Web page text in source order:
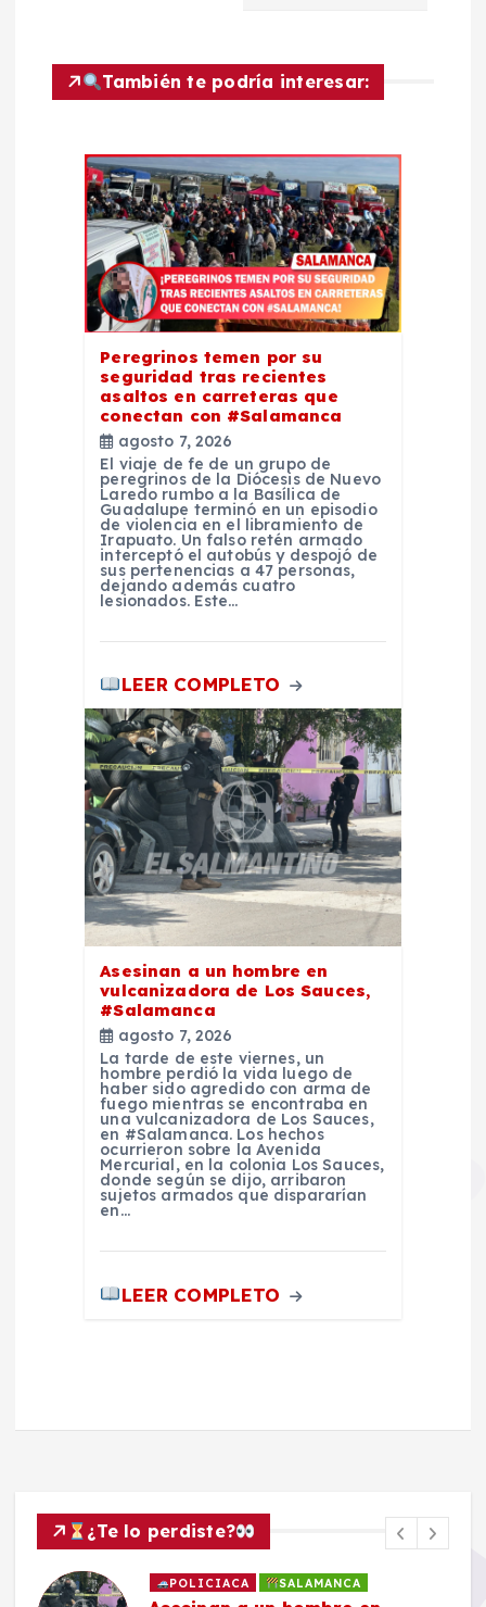
c
También te podría interesar:
Peregrinos temen por su
seguridad tras recientes
asaltos en carreteras que
conectan con #Salamanca
agosto 7, 2026
El viaje de fe de un grupo de
peregrinos de la Diócesis de Nuevo
Laredo rumbo a la Basílica de
Guadalupe terminó en un episodio
de violencia en el libramiento de
Irapuato. Un falso retén armado
interceptó el autobús y despojó de
sus pertenencias a 47 personas,
dejando además cuatro
lesionados. Este…
LEER COMPLETO
Asesinan a un hombre en
vulcanizadora de Los Sauces,
#Salamanca
agosto 7, 2026
La tarde de este viernes, un
hombre perdió la vida luego de
haber sido agredido con arma de
fuego mientras se encontraba en
una vulcanizadora de Los Sauces,
en #Salamanca. Los hechos
ocurrieron sobre la Avenida
Mercurial, en la colonia Los Sauces,
donde según se dijo, arribaron
sujetos armados que dispararían
en…
LEER COMPLETO
¿Te lo perdiste?
POLICIACA SALAMANCA